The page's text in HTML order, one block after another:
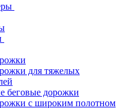
для тяжелых
беговые дорожки
с широким полотном